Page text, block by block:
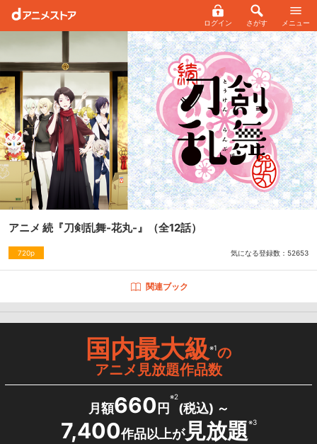
ログイン さがす メニュー
アニメ 続『刀剣乱舞-花丸-』 （全12話）
720p 気になる登録数： 52653
関連ブック
国内最大級※1の
アニメ見放題作品数
月額660 円
※2
(税込) ～
7,400作品以上が見放題※3